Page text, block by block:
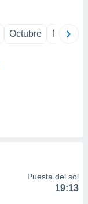
Octubre
Puesta del sol
19:13